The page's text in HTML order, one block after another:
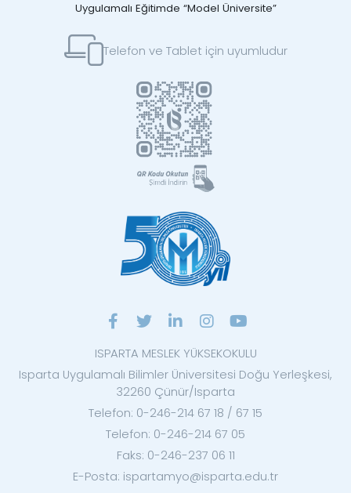
Uygulamalı Eğitimde “Model Üniversite”
Telefon ve Tablet için uyumludur
ISPARTA MESLEK YÜKSEKOKULU
Isparta Uygulamalı Bilimler Üniversitesi Doğu Yerleşkesi,
32260 Çünür/Isparta
Telefon: 0-246-214 67 18 / 67 15
Telefon: 0-246-214 67 05
Faks: 0-246-237 06 11
E-Posta: ispartamyo@isparta.edu.tr